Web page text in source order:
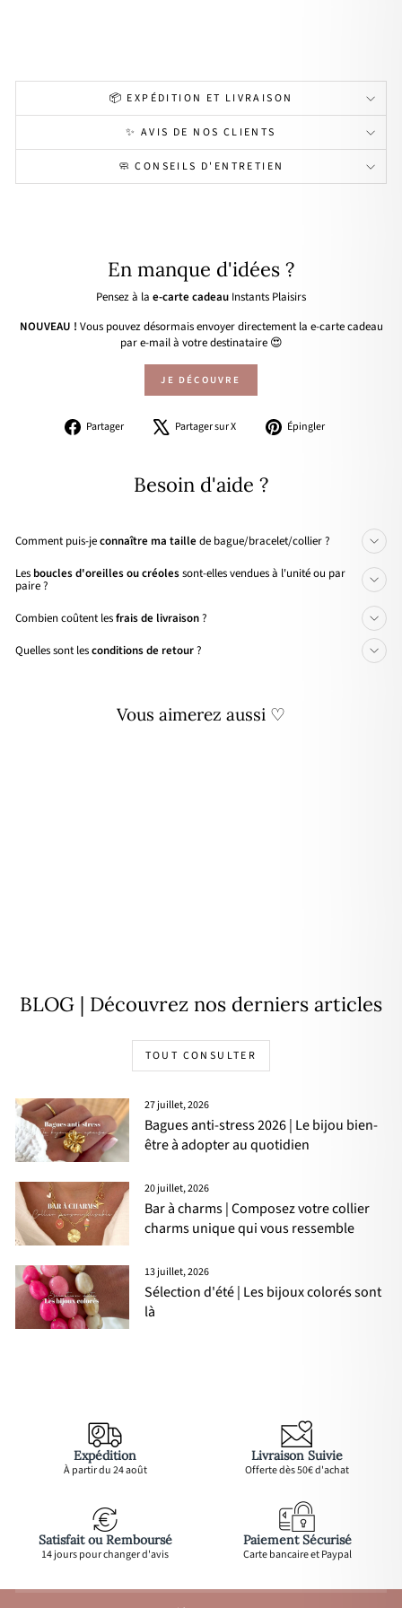
📦 EXPÉDITION ET LIVRAISON
✨ AVIS DE NOS CLIENTS
🧼 CONSEILS D'ENTRETIEN
En manque d'idées ?
Pensez à la e-carte cadeau Instants Plaisirs
NOUVEAU ! Vous pouvez désormais envoyer directement la e-carte cadeau
par e-mail à votre destinataire 😍
JE DÉCOUVRE
Partager
PartagerPartager sur X
Tweeter Épingler
Besoin d'aide ?
Comment puis-jeconnaître ma taille de bague/bracelet/collier ?
Les boucles d'oreilles ou créolessont-elles vendues à l'unité ou par
paire ?
Combien coûtent lesfrais de livraison?
Quelles sont lesconditions de retour?
Vous aimerez aussi ♡
BLOG | Découvrez nos derniers articles
TOUT CONSULTER
27 juillet, 2026
Bagues anti-stress 2026 | Le bijou bien-
être à adopter au quotidien
20 juillet, 2026
Bar à charms | Composez votre collier
charms unique qui vous ressemble
13 juillet, 2026
Sélection d'été | Les bijoux colorés sont
là
Expédition
À partir du 24 août
Livraison Suivie
Offerte dès 50€ d'achat
Satisfait ou Remboursé
14 jours pour changer d'avis
Paiement Sécurisé
Carte bancaire et Paypal